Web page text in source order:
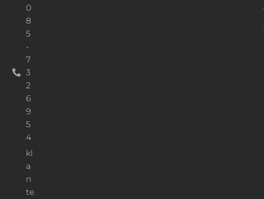
0
8
5
-
7
3
2
6
9
5
4
kl
a
n
te